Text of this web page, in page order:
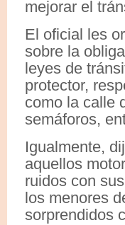
mejorar el
El oficial les
sobre la
leyes de
protector,
como la calle
semáforos,
Igualmente,
aquellos
ruidos con
los menores
sorprendidos